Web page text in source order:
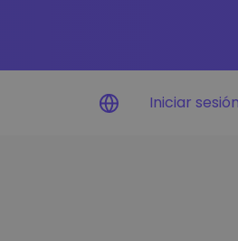
Iniciar sesión